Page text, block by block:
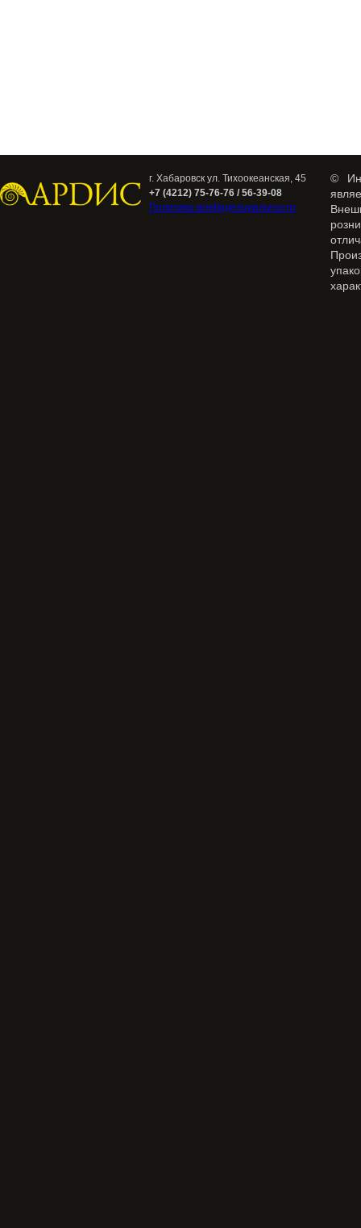
г. Хабаровск ул. Тихоокеанская, 45
+7 (4212) 75-76-76 / 56-39-08
Политика конфиденциальности
©